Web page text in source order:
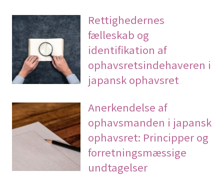
Rettighedernes
fælleskab og
identifikation af
ophavsretsindehaveren i
japansk ophavsret
Anerkendelse af
ophavsmanden i japansk
ophavsret: Principper og
forretningsmæssige
undtagelser